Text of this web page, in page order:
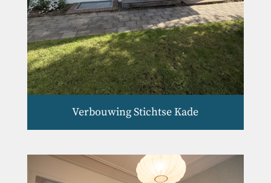
Verbouwing Stichtse Kade